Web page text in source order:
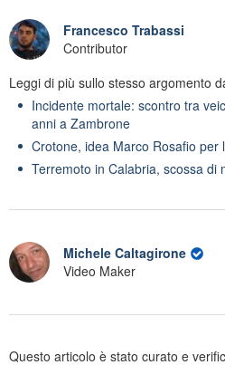
Francesco Trabassi
Contributor
Leggi di più sullo stesso argomento
Incidente mortale: scontro tra
anni a Zambrone
Crotone, idea Marco Rosafio per
Terremoto in Calabria, scossa di
Michele Caltagirone
Video Maker
Questo articolo è stato curato e